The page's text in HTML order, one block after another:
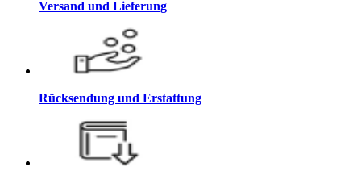
Versand und Lieferung
Rücksendung und Erstattung